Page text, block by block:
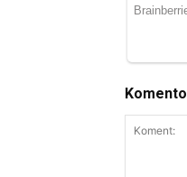
Komento